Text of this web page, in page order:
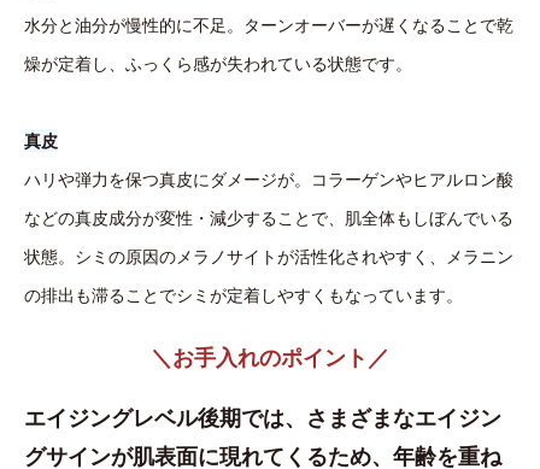
水分と油分が慢性的に不足。ターンオーバーが遅くなることで乾
燥が定着し、ふっくら感が失われている状態です。
真皮
ハリや弾力を保つ真皮にダメージが。コラーゲンやヒアルロン酸
などの真皮成分が変性・減少することで、肌全体もしぼんでいる
状態。シミの原因のメラノサイトが活性化されやすく、メラニン
の排出も滞ることでシミが定着しやすくもなっています。
＼お手入れのポイント／
エイジングレベル後期では、さまざまなエイジン
グサインが肌表面に現れてくるため、年齢を重ね